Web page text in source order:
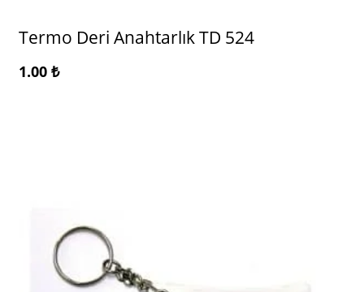
Termo Deri Anahtarlık TD 524
1.00 ₺